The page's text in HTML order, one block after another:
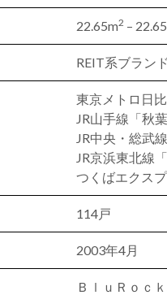
22.65m2 –
REIT系ブラン
東京メトロ日
JR山手線「秋
JR中央・総武
JR京浜東北線
つくばエクス
114戸
2003年4月
ＢｌｕＲｏｃ